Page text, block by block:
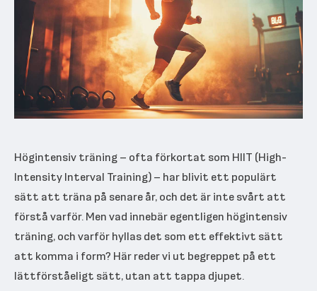
Högintensiv träning – ofta förkortat som HIIT (High-
Intensity Interval Training) – har blivit ett populärt
sätt att träna på senare år, och det är inte svårt att
förstå varför. Men vad innebär egentligen högintensiv
träning, och varför hyllas det som ett effektivt sätt
att komma i form? Här reder vi ut begreppet på ett
lättförståeligt sätt, utan att tappa djupet.